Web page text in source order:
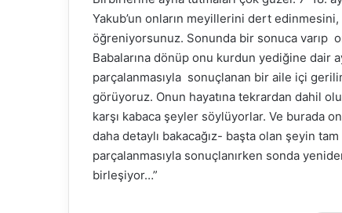
Yakub’un onların meyillerini dert
öğreniyorsunuz. Sonunda bir sonuca varıp
Babalarına dönüp onu kurdun yediğine dair
parçalanmasıyla sonuçlanan bir aile içi
görüyoruz. Onun hayatına tekrardan dahil
karşı kabaca şeyler söylüyorlar. Ve burada
daha detaylı bakacağız- başta olan şeyin
parçalanmasıyla sonuçlanırken sonda
birleşiyor…”